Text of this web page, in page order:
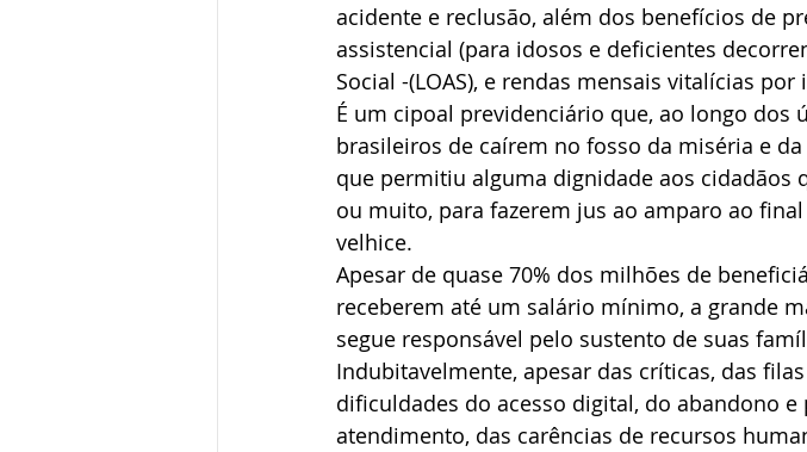
acidente e reclusão, além dos benefícios de
assistencial (para idosos e deficientes
Social -(LOAS), e rendas mensais vitalícias por
É um cipoal previdenciário que, ao longo
brasileiros de caírem no fosso da miséria e
que permitiu alguma dignidade aos
ou muito, para fazerem jus ao amparo ao
velhice.
Apesar de quase 70% dos milhões de
receberem até um salário mínimo, a grande
segue responsável pelo sustento de suas
Indubitavelmente, apesar das críticas, das
dificuldades do acesso digital, do abandono e
atendimento, das carências de recursos